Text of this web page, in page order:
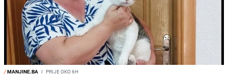
/MANJINE.BA I PRIJE OKO 6H